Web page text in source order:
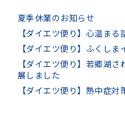
夏季休業のお知らせ
【ダイエツ便り】心温まる
【ダイエツ便り】ふくし
【ダイエツ便り】若郷湖
展しました
【ダイエツ便り】熱中症